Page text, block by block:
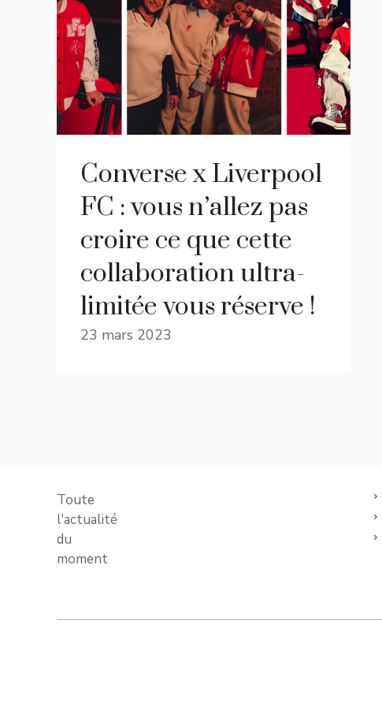
Converse x Liverpool
FC : vous n’allez pas
croire ce que cette
collaboration ultra-
limitée vous réserve !
23 mars 2023
Toute
l'actualité
du
moment